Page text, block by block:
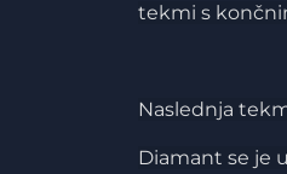
tekmi s
Naslednja
Diamant se je